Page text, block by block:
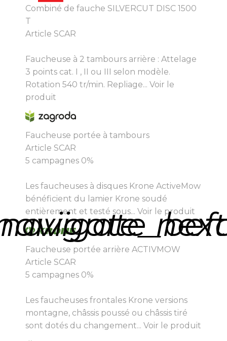
Combiné de fauche SILVERCUT DISC 1500
T
Article SCAR
Faucheuse à 2 tambours arrière : Attelage
3 points cat. I , II ou III selon modèle.
Rotation 540 tr/min. Repliage... Voir le
produit
Faucheuse portée à tambours
Article SCAR
5 campagnes 0%
Les faucheuses à disques Krone ActiveMow
bénéficient du lamier Krone soudé
entièrement et testé sous... Voir le produit
Faucheuse portée arrière ACTIVMOW
Article SCAR
5 campagnes 0%
Les faucheuses frontales Krone versions
montagne, châssis poussé ou châssis tiré
sont dotés du changement... Voir le produit